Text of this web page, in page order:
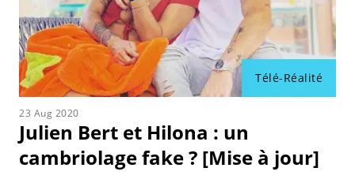
Télé-Réalité
23 Aug 2020
Julien Bert et Hilona : un
cambriolage fake ? [Mise à jour]